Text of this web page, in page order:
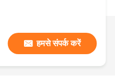
हमसे संपर्क करें